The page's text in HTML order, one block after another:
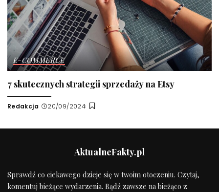
E-COMMERCE
7 skutecznych strategii sprzedaży na Etsy
Wysłany
Redakcja 20/09/2024
AktualneFakty.pl
Sprawdź co ciekawego dzieje się w twoim otoczeniu. Czytaj,
komentuj bieżące wydarzenia. Bądź zawsze na bieżąco z